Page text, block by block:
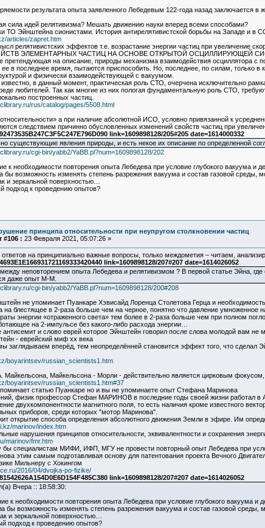
результата опыта заявленного Лебедевым 122-года назад
сила идей релятивизма? Мешать движению науки вперед всеми способами?
ТО Эйнштейна сионистами. История антирелятивистской борьбы на Западе и в
articles/zapret.htm
релятивистских эффектов т.е. возрастание энергии частиц при увеличение
ЭЛЕМЕНТАРНЫХ ЧАСТИЦ НА ОСНОВЕ ОТКРЫТОЙ ОСЦИЛЛИРУЮЩЕЙ
претендующая на описание, природы механизма взаимодействия осциллятора
ее в последнее время, пытаются приспособить. Но, последнее, по силам,
и физически взаимодействующей с вакуумом.
известно, в данный момент, практическая роль СТО, очерчена исключительно
любителей. Так как многие из них пологая фундаментальную роль СТО,
построенных частиц.
rus/catalog/pages/5508.html
а при наличие абсолютной ИСО, условно привязанной к
следствием причинно обусловленных изменений свойств частиц при
link=1609898128/205#205 date=1614000332
существующие явления природы, и есть некое их описание по определенной
cgi-bin/yabb2/YaBB.pl?num=1609898128/202
к необходимости повторения опыта Лебедева при условие глубокого вакуума и
бы возможность изменять степень разрежения вакуума и состав газовой среды,
и зеркальной поверхностью…
подход к проведению опытов?
принципа относительности при неупругом столкновении частиц
#106 : 23 Февраля 2021, 05:07:26 »
на принципиально важные вопросы, только междометия – читаем,
link=1609898128/207#207 date=1614026052
неповторением опыта Лебедева и релятивизмом ? В первой статье Эйна,
даже опыт М-М.
cgi-bin/yabb2/YaBB.pl?num=1609898128/200#208
не упоминает Пуанкаре Хэвисайд Лоренца Столетова Герца и
на блестящее в 2-раза больше чем на черное, понятно что давление
энергии «отраженного света» тем более в 2-раза больше чем при полном
на 2-импульсе без какого-либо расхода энергии…
антисемит и слово еврей которое Эйнштейн говорил после слова молодой вам
- еврейский миф xx века
заглядываем вперёд, тем неопределённей становится эффект того, что сделал
boyarintsev/russian_scientists1.htm
Майкельсона, Майкельсона - Морли - действительно является цирковым
boyarintsev/russian_scientists1.htm#37
статью Пуанкаре но и вы не упоминаете опыт Стефана Маринова
физик профессор Стефан МАРИНОВ в последние годы своей жизни работал в
двухкомпонентности магнитного поля, то есть наличия кроме известного
приборов, среди которых "мотор Маринова".
открытие способа определения абсолютного движения Земли в эфире. Им
marinov/index.htm
нарушения принципов относительности, эквивалентности и сохранения
marinov/fmr.htm
бы специалистам МИФИ, ИФП, МГУ не провести повторный опыт Лебедева при
этим самым подготавливая основу для патентования проекта Вечного
Мильнеру с Хокингом
2016/04/dvojka-po-fizike/
link=1609898128/207#207 date=1614026052
Вчера :: 18:58:30:
к необходимости повторения опыта Лебедева при условие глубокого вакуума
бы возможность изменять степень разрежения вакуума и состав газовой
и зеркальной поверхностью…
подход к проведению опытов?